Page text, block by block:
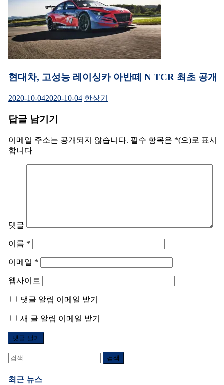
현대차, 고성능 레이싱카 아반떼 N TCR 최초 공개
2020-10-042020-10-04 한상기
답글 남기기
이메일 주소는 공개되지 않습니다. 필수 항목은 *(으)로 표시
합니다
댓글
이름 *
이메일 *
웹사이트
댓글 알림 이메일 받기
새 글 알림 이메일 받기
검
어:
최근 뉴스